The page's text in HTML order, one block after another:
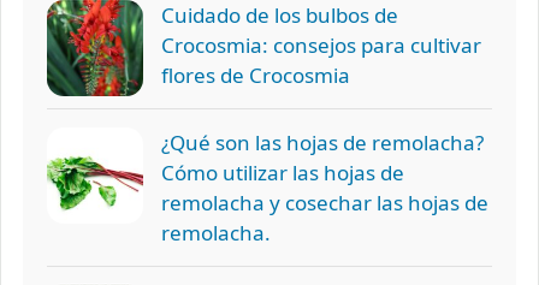
Cuidado de los bulbos de
Crocosmia: consejos para cultivar
flores de Crocosmia
¿Qué son las hojas de remolacha?
Cómo utilizar las hojas de
remolacha y cosechar las hojas de
remolacha.